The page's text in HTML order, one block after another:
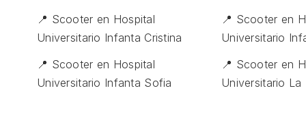
📍 Scooter en Hospital
Universitario Infanta Cristina
📍 Scooter en
Universitario
📍 Scooter en Hospital
Universitario Infanta Sofia
📍 Scooter en
Universitario La